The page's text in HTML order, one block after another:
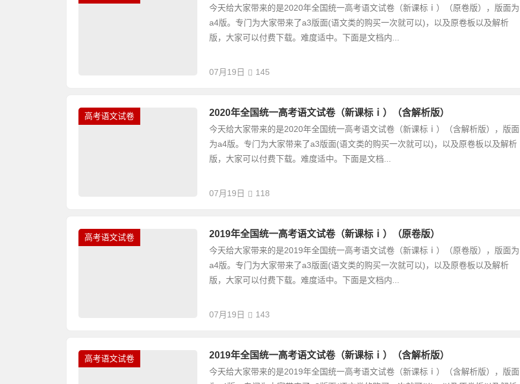
今天给大家带来的是2020年全国统一高考语文试卷（新课标ⅰ）（原卷版），版面为
a4版。专门为大家带来了a3版面(语文类的购买一次就可以)，以及原卷板以及解析
版，大家可以付费下载。难度适中。下面是文档内...
07月19日 145
高考语文试卷 2020年全国统一高考语文试卷（新课标ⅰ）（含解析版）
今天给大家带来的是2020年全国统一高考语文试卷（新课标ⅰ）（含解析版），版面
为a4版。专门为大家带来了a3版面(语文类的购买一次就可以)，以及原卷板以及解析
版，大家可以付费下载。难度适中。下面是文档...
07月19日 118
高考语文试卷 2019年全国统一高考语文试卷（新课标ⅰ）（原卷版）
今天给大家带来的是2019年全国统一高考语文试卷（新课标ⅰ）（原卷版），版面为
a4版。专门为大家带来了a3版面(语文类的购买一次就可以)，以及原卷板以及解析
版，大家可以付费下载。难度适中。下面是文档内...
07月19日 143
高考语文试卷 2019年全国统一高考语文试卷（新课标ⅰ）（含解析版）
今天给大家带来的是2019年全国统一高考语文试卷（新课标ⅰ）（含解析版），版面